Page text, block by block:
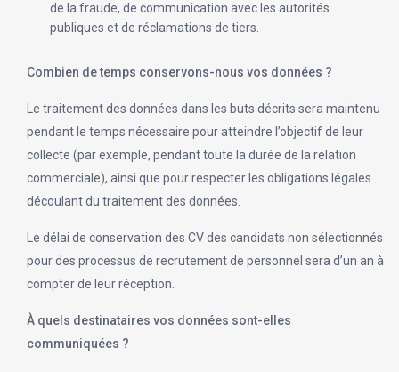
de la fraude, de communication avec les autorités
publiques et de réclamations de tiers.
Combien de temps conservons-nous vos données ?
Le traitement des données dans les buts décrits sera maintenu
pendant le temps nécessaire pour atteindre l’objectif de leur
collecte (par exemple, pendant toute la durée de la relation
commerciale), ainsi que pour respecter les obligations légales
découlant du traitement des données.
Le délai de conservation des CV des candidats non sélectionnés
pour des processus de recrutement de personnel sera d’un an à
compter de leur réception.
À quels destinataires vos données sont-elles
communiquées ?